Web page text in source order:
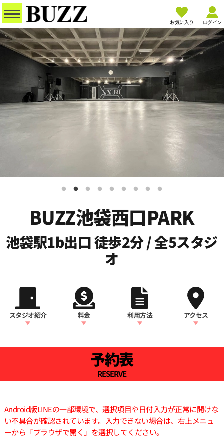
お気に入り ログイン
BUZZ池袋西口PARK
池袋駅1b出口 徒歩2分 / 全5スタジ
オ
スタジオ紹介 料金 利用方法 アクセス
予約表
RESERVE
Android版LINEの一部環境で、選択項目や日付入力が正常に開けな
い不具合が確認されています。入力できない場合は、右上メニュ
ーから「ブラウザで開く」を選択してください。